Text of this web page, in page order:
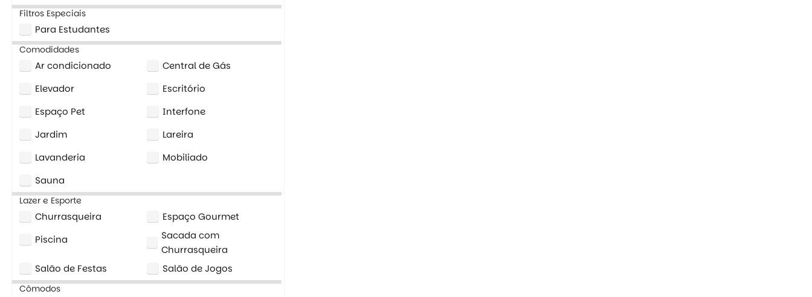
Filtros Especiais
Para Estudantes
Comodidades
Ar condicionado
Central de Gás
Elevador
Escritório
Espaço Pet
Interfone
Jardim
Lareira
Lavanderia
Mobiliado
Sauna
Lazer e Esporte
Churrasqueira
Espaço Gourmet
Piscina
Sacada com
Churrasqueira
Salão de Festas
Salão de Jogos
Cômodos